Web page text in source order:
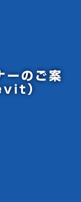
ーのご案
）